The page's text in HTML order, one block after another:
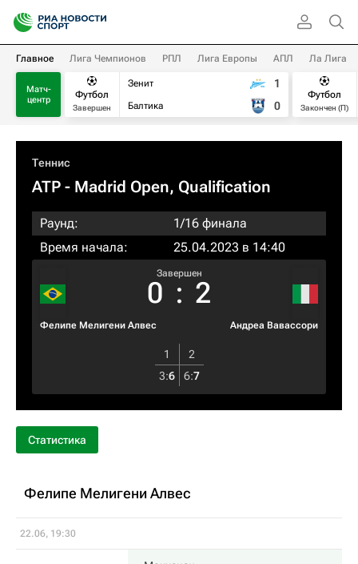
Главное Лига Чемпионов РПЛ Лига Европы АПЛ Ла Лига
Матч-
центр
Футбол
Завершен
Зенит
Балтика
1
0
Футбол
Закончен (П)
Теннис
ATP - Madrid Open, Qualification
Раунд:
1/16 финала
Время начала:
25.04.2023 в 14:40
Фелипе Мелигени Алвес
Завершен
0 : 2
Андреа Вавассори
1
2
3:6 6:7
Статистика
Фелипе Мелигени Алвес
22.06, 19:30